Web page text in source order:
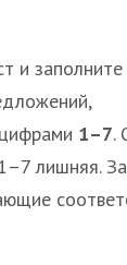
и заполните
1–7.
лишняя.